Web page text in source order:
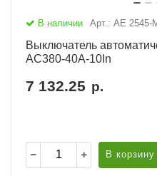
В наличии Арт.: АЕ 2545-
Выключатель
AC380-40А-10In
7 132.25 р.
В корзину